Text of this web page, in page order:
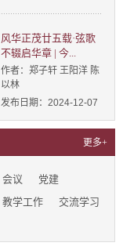
风华正茂廿五载·弦歌
不辍启华章 | 今...
作者：郑子轩 王阳洋 陈
以林
发布日期：2024-12-07
更多+
会议
党建
教学工作
交流学习